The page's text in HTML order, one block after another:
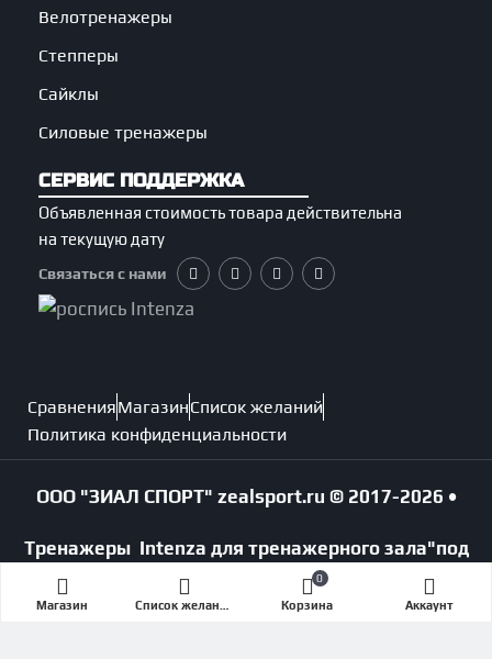
Велотренажеры
Степперы
Сайклы
Силовые тренажеры
СЕРВИС ПОДДЕРЖКА
Объявленная стоимость товара действительна
на текущую дату
Связаться с нами
СравненияМагазинСписок желаний
Политика конфиденциальности
ООО "ЗИАЛ СПОРТ" zealsport.ru © 2017-2026 •
Тренажеры Intenza для тренажерного зала"под
ключ".
Магазин
0
Корзина Аккаунт